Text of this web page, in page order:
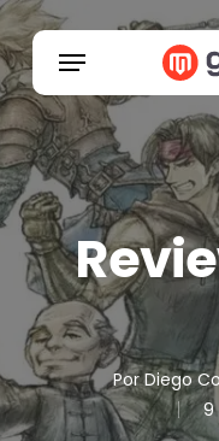
Skip
to
main
content
Menu
Por Diego
9